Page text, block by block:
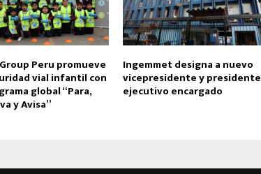
Peru promueve
vial infantil con
global “Para,
y Avisa”
Ingemmet designa a nuevo
vicepresidente y presidente
ejecutivo encargado